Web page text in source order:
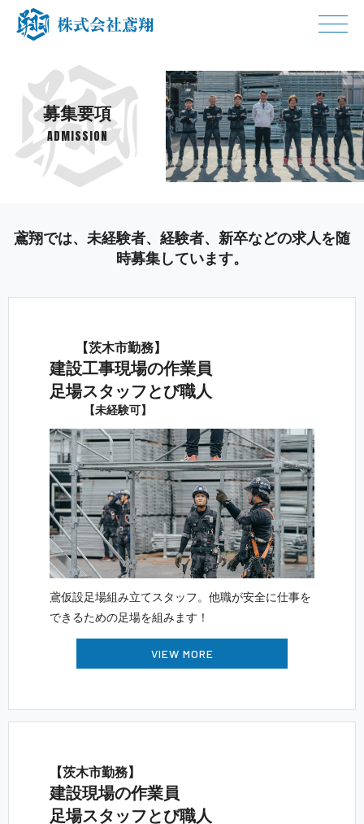
募 集 要 項
ADMIS S I O N
鳶翔では、未経験者、経験者、新卒などの求人を随
時募集して い ま す 。
【茨木 市 勤 務 】
建設工事現場の 作 業 員
足場スタッフ と び 職 人
【未 経 験 可 】
鳶仮設足場組み立てスタッフ。他職が安全に仕事を
できるための足場を組 み ま す ！
VIEW MORE
【茨木 市 勤 務 】
建設現場の 作 業 員
足場スタッフ と び 職 人